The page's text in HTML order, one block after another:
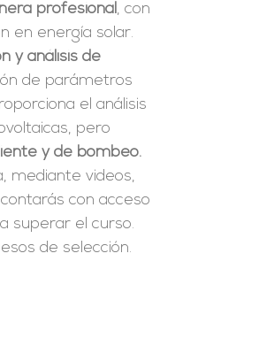
profesional, con
en energía solar.
y análisis de
de parámetros
el análisis
pero
y de bombeo.
mediante videos,
con acceso
superar el curso.
de selección.